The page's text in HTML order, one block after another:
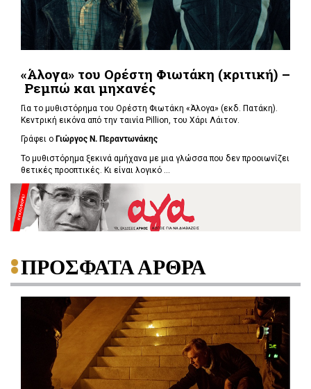
«Άλογα» του Ορέστη Φιωτάκη (κριτική) –
Ρεμπώ και μηχανές
Για το μυθιστόρημα του Ορέστη Φιωτάκη «Άλογα» (εκδ. Πατάκη).
Κεντρική εικόνα από την ταινία Pillion, του Χάρι Λάιτον.
Γράφει ο Γιώργος Ν. Περαντωνάκης
Το μυθιστόρημα ξεκινά αμήχανα με μια γλώσσα που δεν προοιωνίζει
θετικές προοπτικές. Κι είναι λογικό ...
ΠΡΟΣΦΑΤΑ ΑΡΘΡΑ